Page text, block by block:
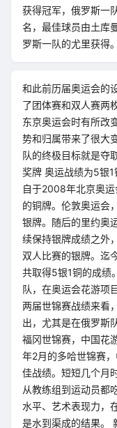
获得冠军，俄罗斯一
名，最佳球员由土库
罗斯一队的尤里获得
和此前历届奥运会的
了团体赛和双人赛两
东京奥运会时有所改
势和归属带来了很大
队的终极目标就是夺
奖牌 奥运战绩为5银
自于2008年北京奥
的铜牌。伦敦奥运会
银牌。随后的里约奥
续保持银牌成绩之外
双人比赛的银牌。迄
共取得5银1铜的成绩
队，在奥运会花游项
两届世锦赛战绩来看
出，尤其是在俄罗斯
福冈世锦赛，中国花
年2月的多哈世锦赛
佳战绩。短短几个月
从教练组到运动员都
水平、艺术表现力，
是水到渠成的结果。